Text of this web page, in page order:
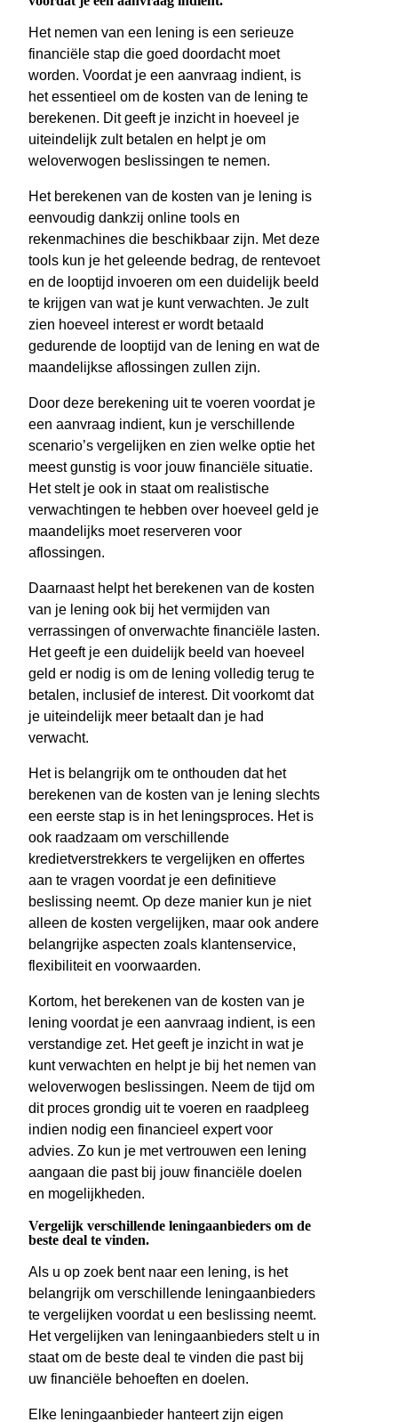
Het nemen van een lening is een serieuze
financiële stap die goed doordacht moet
worden. Voordat je een aanvraag indient, is
het essentieel om de kosten van de lening te
berekenen. Dit geeft je inzicht in hoeveel je
uiteindelijk zult betalen en helpt je om
weloverwogen beslissingen te nemen.
Het berekenen van de kosten van je lening is
eenvoudig dankzij online tools en
rekenmachines die beschikbaar zijn. Met deze
tools kun je het geleende bedrag, de rentevoet
en de looptijd invoeren om een duidelijk beeld
te krijgen van wat je kunt verwachten. Je zult
zien hoeveel interest er wordt betaald
gedurende de looptijd van de lening en wat de
maandelijkse aflossingen zullen zijn.
Door deze berekening uit te voeren voordat je
een aanvraag indient, kun je verschillende
scenario’s vergelijken en zien welke optie het
meest gunstig is voor jouw financiële situatie.
Het stelt je ook in staat om realistische
verwachtingen te hebben over hoeveel geld je
maandelijks moet reserveren voor
aflossingen.
Daarnaast helpt het berekenen van de kosten
van je lening ook bij het vermijden van
verrassingen of onverwachte financiële lasten.
Het geeft je een duidelijk beeld van hoeveel
geld er nodig is om de lening volledig terug te
betalen, inclusief de interest. Dit voorkomt dat
je uiteindelijk meer betaalt dan je had
verwacht.
Het is belangrijk om te onthouden dat het
berekenen van de kosten van je lening slechts
een eerste stap is in het leningsproces. Het is
ook raadzaam om verschillende
kredietverstrekkers te vergelijken en offertes
aan te vragen voordat je een definitieve
beslissing neemt. Op deze manier kun je niet
alleen de kosten vergelijken, maar ook andere
belangrijke aspecten zoals klantenservice,
flexibiliteit en voorwaarden.
Kortom, het berekenen van de kosten van je
lening voordat je een aanvraag indient, is een
verstandige zet. Het geeft je inzicht in wat je
kunt verwachten en helpt je bij het nemen van
weloverwogen beslissingen. Neem de tijd om
dit proces grondig uit te voeren en raadpleeg
indien nodig een financieel expert voor
advies. Zo kun je met vertrouwen een lening
aangaan die past bij jouw financiële doelen
en mogelijkheden.
Vergelijk verschillende leningaanbieders om de
beste deal te vinden.
Als u op zoek bent naar een lening, is het
belangrijk om verschillende leningaanbieders
te vergelijken voordat u een beslissing neemt.
Het vergelijken van leningaanbieders stelt u in
staat om de beste deal te vinden die past bij
uw financiële behoeften en doelen.
Elke leningaanbieder hanteert zijn eigen